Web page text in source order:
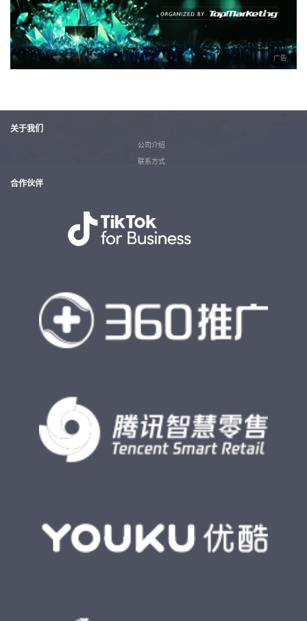
广告
关于我们
公司介绍
联系方式
合作伙伴